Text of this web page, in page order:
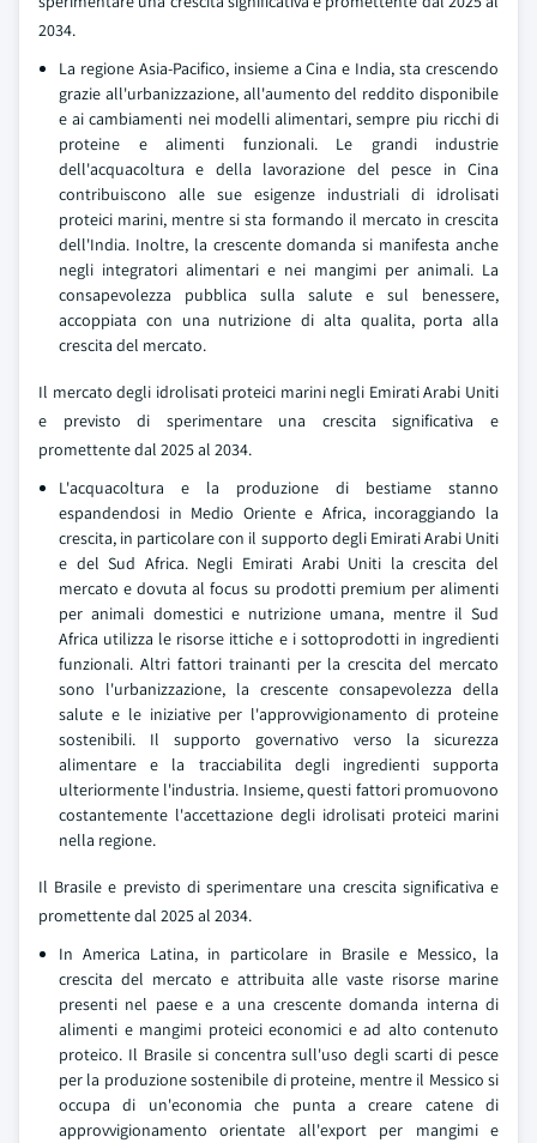
2034.
La regione Asia-Pacifico, insieme a Cina e India, sta crescendo
grazie all'urbanizzazione, all'aumento del reddito disponibile
e ai cambiamenti nei modelli alimentari, sempre piu ricchi di
proteine e alimenti funzionali. Le grandi industrie
dell'acquacoltura e della lavorazione del pesce in Cina
contribuiscono alle sue esigenze industriali di idrolisati
proteici marini, mentre si sta formando il mercato in crescita
dell'India. Inoltre, la crescente domanda si manifesta anche
negli integratori alimentari e nei mangimi per animali. La
consapevolezza pubblica sulla salute e sul benessere,
accoppiata con una nutrizione di alta qualita, porta alla
crescita del mercato.
Il mercato degli idrolisati proteici marini negli Emirati Arabi Uniti
e previsto di sperimentare una crescita significativa e
promettente dal 2025 al 2034.
L'acquacoltura e la produzione di bestiame stanno
espandendosi in Medio Oriente e Africa, incoraggiando la
crescita, in particolare con il supporto degli Emirati Arabi Uniti
e del Sud Africa. Negli Emirati Arabi Uniti la crescita del
mercato e dovuta al focus su prodotti premium per alimenti
per animali domestici e nutrizione umana, mentre il Sud
Africa utilizza le risorse ittiche e i sottoprodotti in ingredienti
funzionali. Altri fattori trainanti per la crescita del mercato
sono l'urbanizzazione, la crescente consapevolezza della
salute e le iniziative per l'approvvigionamento di proteine
sostenibili. Il supporto governativo verso la sicurezza
alimentare e la tracciabilita degli ingredienti supporta
ulteriormente l'industria. Insieme, questi fattori promuovono
costantemente l'accettazione degli idrolisati proteici marini
nella regione.
Il Brasile e previsto di sperimentare una crescita significativa e
promettente dal 2025 al 2034.
In America Latina, in particolare in Brasile e Messico, la
crescita del mercato e attribuita alle vaste risorse marine
presenti nel paese e a una crescente domanda interna di
alimenti e mangimi proteici economici e ad alto contenuto
proteico. Il Brasile si concentra sull'uso degli scarti di pesce
per la produzione sostenibile di proteine, mentre il Messico si
occupa di un'economia che punta a creare catene di
approvvigionamento orientate all'export per mangimi e